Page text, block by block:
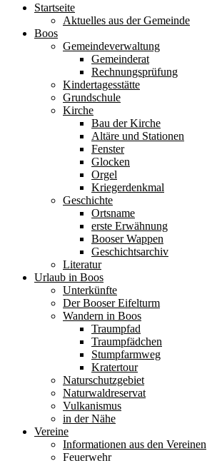
Startseite
Aktuelles aus der Gemeinde
Boos
Gemeindeverwaltung
Gemeinderat
Rechnungsprüfung
Kindertagesstätte
Grundschule
Kirche
Bau der Kirche
Altäre und Stationen
Fenster
Glocken
Orgel
Kriegerdenkmal
Geschichte
Ortsname
erste Erwähnung
Booser Wappen
Geschichtsarchiv
Literatur
Urlaub in Boos
Unterkünfte
Der Booser Eifelturm
Wandern in Boos
Traumpfad
Traumpfädchen
Stumpfarmweg
Kratertour
Naturschutzgebiet
Naturwaldreservat
Vulkanismus
in der Nähe
Vereine
Informationen aus den Vereinen
Feuerwehr